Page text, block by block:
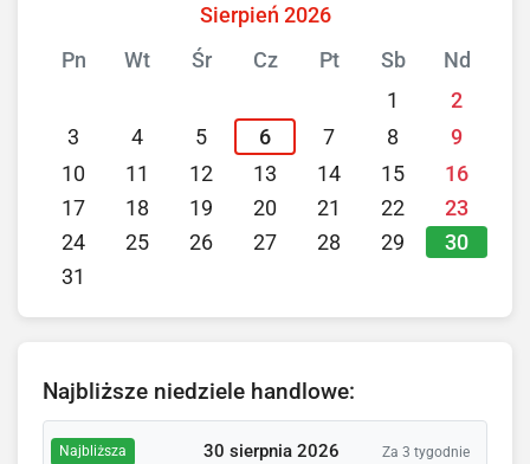
Sierpień 2026
Pn
Wt Śr Cz Pt Sb
Nd
1
2
3
4 5 6 7 8
9
10
11 12 13 14 15
16
17
18 19 20 21 22
23
24
25 26 27 28 29 30
31
Najbliższe niedziele handlowe:
Najbliższa 30 sierpnia 2026 Za 3 tygodnie